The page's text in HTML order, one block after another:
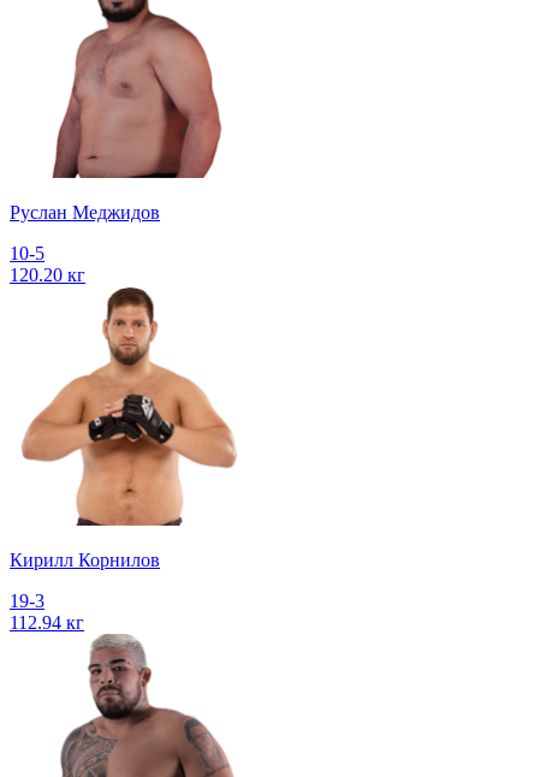
Руслан Меджидов
10-5
120.20 кг
Кирилл Корнилов
19-3
112.94 кг